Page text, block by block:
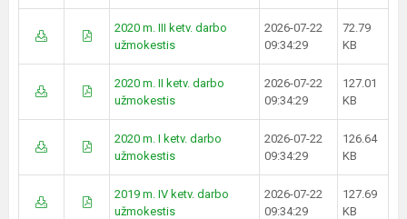
2020 m. III ketv. darbo
užmokestis
2026-07-22
09:34:29
72.79
KB
2020 m. II ketv. darbo
užmokestis
2026-07-22
09:34:29
127.01
KB
2020 m. I ketv. darbo
užmokestis
2026-07-22
09:34:29
126.64
KB
2019 m. IV ketv. darbo
užmokestis
2026-07-22
09:34:29
127.69
KB